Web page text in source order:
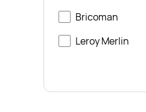
Bricoman
Leroy Merlin